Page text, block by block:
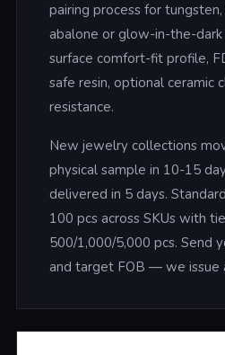
pairing process for
abalone or glow-in-the-dark
surface comfort-fit profile,
safe resin, optional ceramic
resistance.
New jewelry collections
physical sample in 10-15
delivered in 5 days.
100 pcs across SKUs with
500/1,000/5,000 pcs. Send
and target FOB — we issue